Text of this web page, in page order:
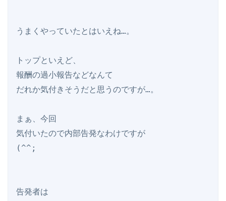
うまくやっていたとはいえね…。
トップといえど、
報酬の過小報告などなんて
だれか気付きそうだと思うのですが…。
まぁ、今回
気付いたので内部告発なわけですが
(^^;
告発者は